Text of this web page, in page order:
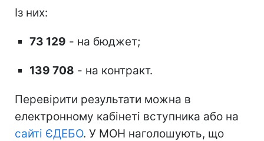
Із них:
73 129 - на бюджет;
139 708 - на контракт.
Перевірити результати можна в
електронному кабінеті вступника або на
сайті ЄДЕБО. У МОН наголошують, що